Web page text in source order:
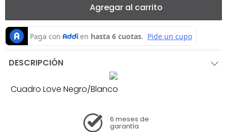
Agregar al carrito
DESCRIPCIÓN
Cuadro Love Negro/Blanco
6 meses de
garantía